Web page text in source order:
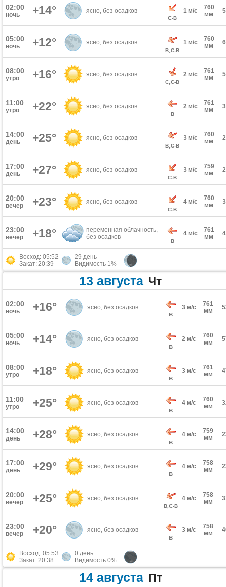
02:00
ночь +14° ясно, без осадков
С-В
1 м/с
760
мм
05:00
ночь +12° ясно, без осадков
В,С-В
1 м/с
760
мм
08:00
утро +16° ясно, без осадков
С,С-В
2 м/с
761
мм
11:00
утро +22° ясно, без осадков
В
2 м/с
761
мм
14:00
день +25° ясно, без осадков
В,С-В
3 м/с
760
мм
17:00
день +27° ясно, без осадков
С-В
3 м/с
759
мм
20:00
вечер +23° ясно, без осадков
С-В
4 м/с
760
мм
23:00
вечер +18°
переменная облачность,
без осадков
В
4 м/с
761
мм
Восход: 05:52
Закат: 20:39
29 день
Видимость 1%
13 августа Чт
02:00
ночь +16° ясно, без осадков
В
3 м/с
761
мм
05:00
ночь +14° ясно, без осадков
В
2 м/с
760
мм
08:00
утро +18° ясно, без осадков
В
3 м/с
761
мм
11:00
утро +25° ясно, без осадков
В
4 м/с
760
мм
14:00
день +28° ясно, без осадков
В
4 м/с
759
мм
17:00
день +29° ясно, без осадков
В
4 м/с
758
мм
20:00
вечер +25° ясно, без осадков
В,С-В
4 м/с
758
мм
23:00
вечер +20° ясно, без осадков
В
3 м/с
758
мм
Восход: 05:53
Закат: 20:38
0 день
Видимость 0%
14 августа Пт